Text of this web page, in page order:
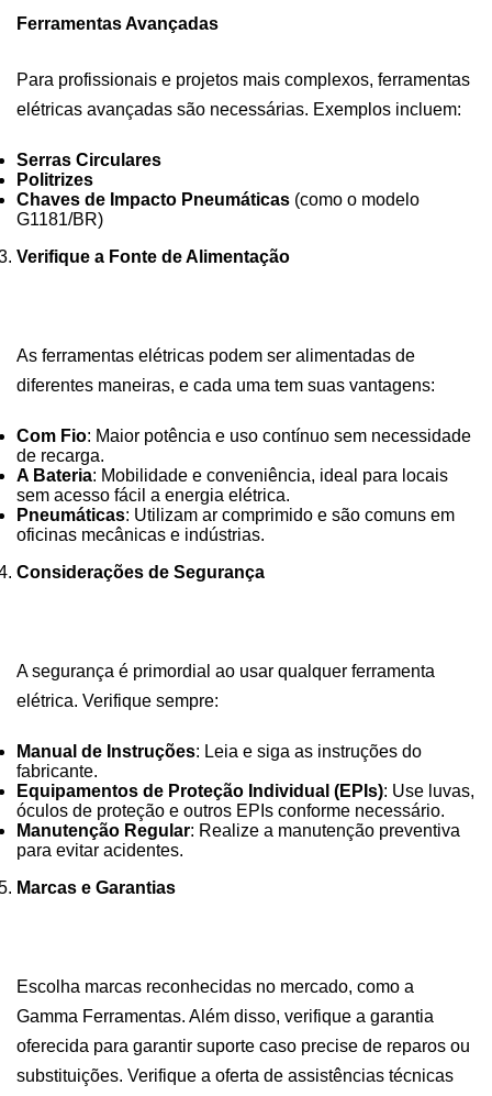
Ferramentas Avançadas
Para profissionais e projetos mais complexos, ferramentas
elétricas avançadas são necessárias. Exemplos incluem:
Serras Circulares
Politrizes
Chaves de Impacto Pneumáticas (como o modelo
G1181/BR)
Verifique a Fonte de Alimentação
As ferramentas elétricas podem ser alimentadas de
diferentes maneiras, e cada uma tem suas vantagens:
Com Fio: Maior potência e uso contínuo sem necessidade
de recarga.
A Bateria: Mobilidade e conveniência, ideal para locais
sem acesso fácil a energia elétrica.
Pneumáticas: Utilizam ar comprimido e são comuns em
oficinas mecânicas e indústrias.
Considerações de Segurança
A segurança é primordial ao usar qualquer ferramenta
elétrica. Verifique sempre:
Manual de Instruções: Leia e siga as instruções do
fabricante.
Equipamentos de Proteção Individual (EPIs): Use luvas,
óculos de proteção e outros EPIs conforme necessário.
Manutenção Regular: Realize a manutenção preventiva
para evitar acidentes.
Marcas e Garantias
Escolha marcas reconhecidas no mercado, como a
Gamma Ferramentas. Além disso, verifique a garantia
oferecida para garantir suporte caso precise de reparos ou
substituições. Verifique a oferta de assistências técnicas